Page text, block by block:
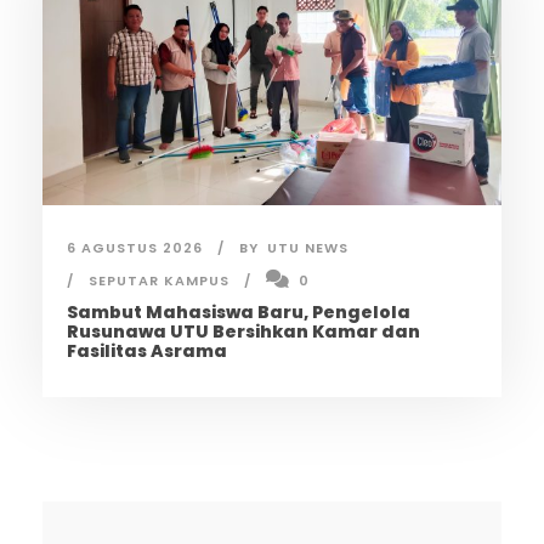
6 AGUSTUS 2026 BY UTU NEWS
SEPUTAR KAMPUS
0
Sambut Mahasiswa Baru, Pengelola
Rusunawa UTU Bersihkan Kamar dan
Fasilitas Asrama